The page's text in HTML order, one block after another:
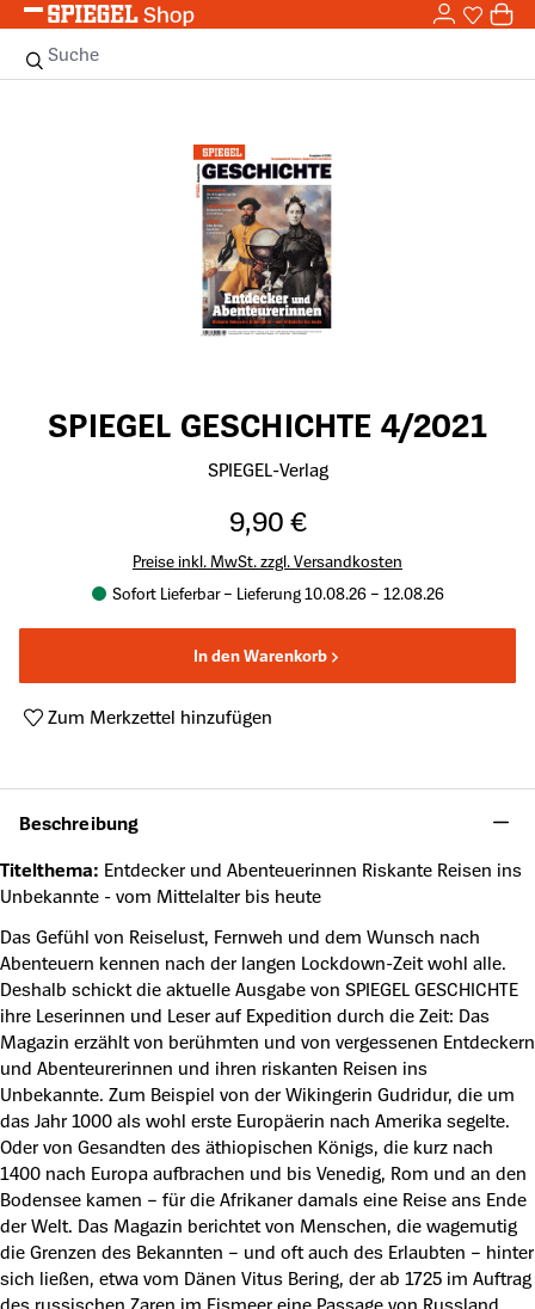
Zum Hauptinhalt springen 0
Suche
SPIEGEL GESCHICHTE 4/2021
SPIEGEL-Verlag
9,90 €
Preise inkl. MwSt. zzgl. Versandkosten
Sofort Lieferbar – Lieferung 10.08.26 – 12.08.26
In den Warenkorb
Zum Merkzettel hinzufügen
Beschreibung
Titelthema: Entdecker und Abenteuerinnen Riskante Reisen ins
Unbekannte - vom Mittelalter bis heute
Das Gefühl von Reiselust, Fernweh und dem Wunsch nach
Abenteuern kennen nach der langen Lockdown-Zeit wohl alle.
Deshalb schickt die aktuelle Ausgabe von SPIEGEL GESCHICHTE
ihre Leserinnen und Leser auf Expedition durch die Zeit: Das
Magazin erzählt von berühmten und von vergessenen Entdeckern
und Abenteurerinnen und ihren riskanten Reisen ins
Unbekannte. Zum Beispiel von der Wikingerin Gudridur, die um
das Jahr 1000 als wohl erste Europäerin nach Amerika segelte.
Oder von Gesandten des äthiopischen Königs, die kurz nach
1400 nach Europa aufbrachen und bis Venedig, Rom und an den
Bodensee kamen – für die Afrikaner damals eine Reise ans Ende
der Welt. Das Magazin berichtet von Menschen, die wagemutig
die Grenzen des Bekannten – und oft auch des Erlaubten – hinter
sich ließen, etwa vom Dänen Vitus Bering, der ab 1725 im Auftrag
des russischen Zaren im Eismeer eine Passage von Russland